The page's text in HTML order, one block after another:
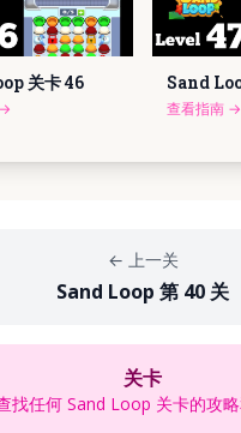
关卡46
→
Sand
查看指南 →
← 上一关
Sand Loop 第 40 关
关卡
找任何 Sand Loop 关卡的攻